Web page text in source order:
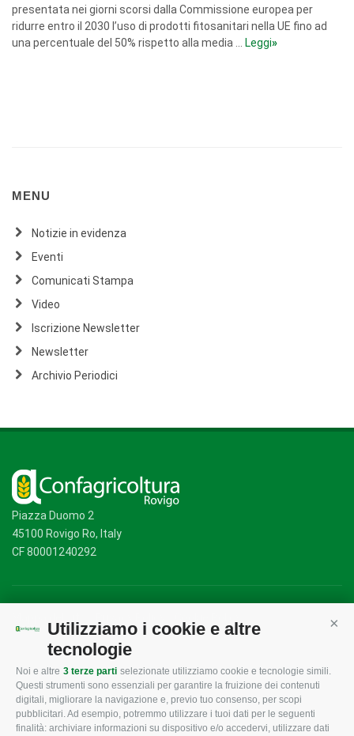
Utilizziamo i cookie e altre
tecnologie
Noi e altre 3 terze parti selezionate utilizziamo cookie e tecnologie simili.
Questi strumenti sono essenziali per garantire la fruizione dei contenuti
digitali, migliorare la navigazione e, previo tuo consenso, per scopi
pubblicitari. Ad esempio, potremmo utilizzare i tuoi dati per le seguenti
finalità: archiviare informazioni su dispositivo e/o accedervi, utilizzare dati
presentata nei giorni scorsi dalla Commissione europea per
ridurre entro il 2030 l’uso di prodotti fitosanitari nella UE fino ad
una percentuale del 50% rispetto alla media ...
Leggi»
MENU
Notizie in evidenza
Eventi
Comunicati Stampa
Video
Iscrizione Newsletter
Newsletter
Archivio Periodici
Piazza Duomo 2
45100 Rovigo Ro, Italy
CF 80001240292
CONFAGRICOLTURA
ROVIGO
L'Associazione
CONFAGRICOLTURA
INFORMA
Tecnico